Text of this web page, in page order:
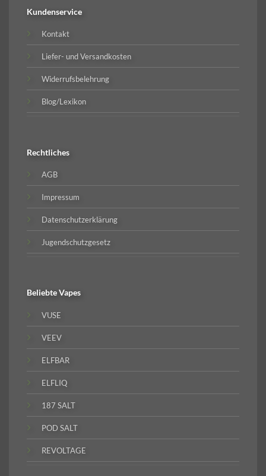
Kundenservice
Kontakt
Liefer- und Versandkosten
Widerrufsbelehrung
Blog/Lexikon
Rechtliches
AGB
Impressum
Datenschutzerklärung
Jugendschutzgesetz
BeliebteVapes
VUSE
VEEV
ELFBAR
ELFLIQ
187 SALT
POD SALT
REVOLTAGE